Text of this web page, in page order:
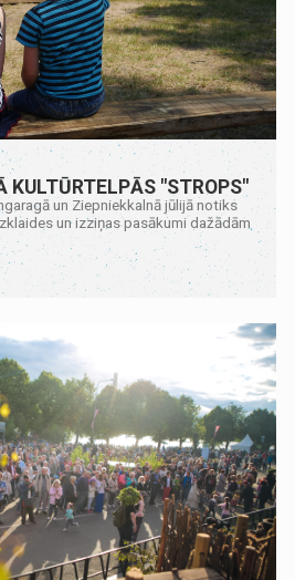
KULTŪRTELPĀS "STROPS"
un Ziepniekkalnā jūlijā notiks
un izziņas pasākumi dažādām